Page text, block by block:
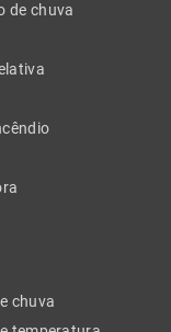
de chuva
chuva